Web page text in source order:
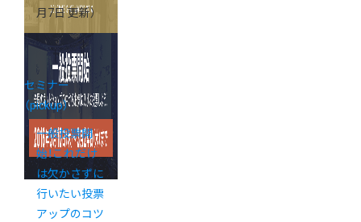
月7日 更新）
セミナー
（pickup）
一般投票開
始！これだけ
は欠かさずに
行いたい投票
アップのコツ